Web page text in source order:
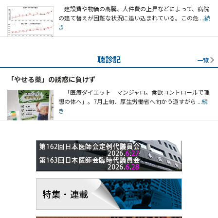
建設費や物価の高騰、人件費の上昇などによって、病院
の建て替えが困難な状況に追い込まれている。この危 ...続
き
聴診記 一覧
「やせる薬」の誘惑に負けず
「医療ダイエット マンジャロ。食欲コントロールで理
想の体へ」。7月上旬、厚生労働省へ向かう道すがら ...続
き